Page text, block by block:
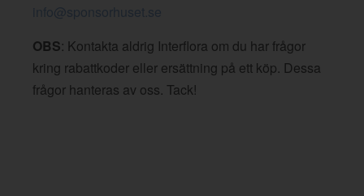
info@sponsorhuset.se
OBS: Kontakta aldrig Interflora om du har frågor
kring rabattkoder eller ersättning på ett köp. Dessa
frågor hanteras av oss. Tack!